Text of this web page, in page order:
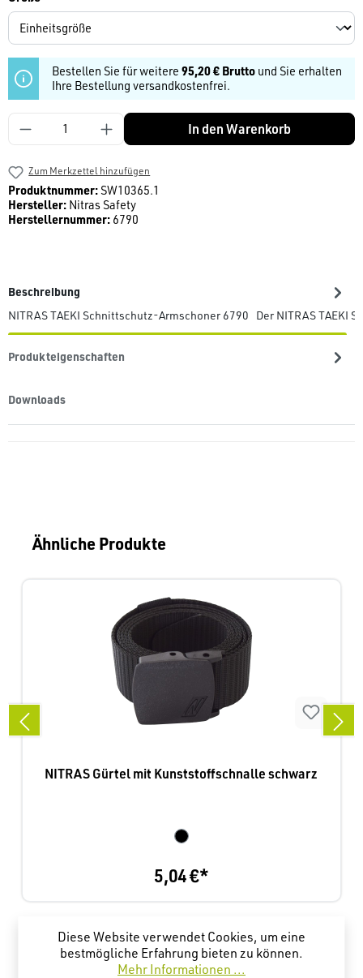
Bestellen Sie für weitere 95,20 € Brutto und Sie erhalten
Ihre Bestellung versandkostenfrei.
Produkt Anzahl: Gib den gewünschten Wert
In den Warenkorb
Zum Merkzettel hinzufügen
Produktnummer:SW10365.1
Hersteller: Nitras Safety
Herstellernummer: 6790
Beschreibung
NITRAS TAEKI Schnittschutz-Armschoner 6790 Der NITRAS
Produkteigenschaften
Downloads
Produktgalerie überspringen
Ähnliche Produkte
NITRAS Gürtel mit Kunststoffschnalle schwarz
5,04 €*
Produktgalerie überspringen
Kunden haben sich ebenfalls angesehen
Diese Website verwendet Cookies, um eine
bestmögliche Erfahrung bieten zu können.
Mehr Informationen ...